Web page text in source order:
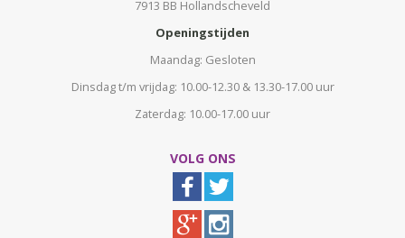
7913 BB Hollandscheveld
Openingstijden
Maandag: Gesloten
Dinsdag t/m vrijdag: 10.00-12.30 & 13.30-17.00 uur
Zaterdag: 10.00-17.00 uur
VOLG ONS